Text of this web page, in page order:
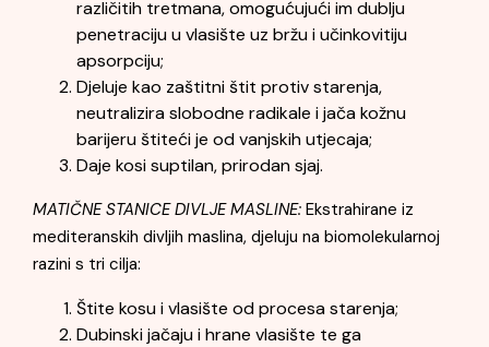
različitih tretmana, omogućujući im dublju
penetraciju u vlasište uz bržu i učinkovitiju
apsorpciju;
Djeluje kao zaštitni štit protiv starenja,
neutralizira slobodne radikale i jača kožnu
barijeru štiteći je od vanjskih utjecaja;
Daje kosi suptilan, prirodan sjaj.
MATIČNE STANICE DIVLJE MASLINE: Ekstrahirane iz
mediteranskih divljih maslina, djeluju na biomolekularnoj
razini s tri cilja:
Štite kosu i vlasište od procesa starenja;
Dubinski jačaju i hrane vlasište te ga